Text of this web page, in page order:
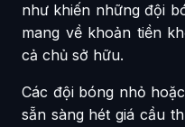
như khiến những đội
mang về khoản tiền
cả chủ sở hữu.
Các đội bóng nhỏ
sẵn sàng hét giá cầu